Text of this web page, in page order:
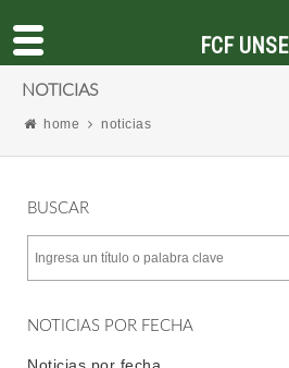
NOTICIAS
home noticias
BUSCAR
NOTICIAS POR FECHA
FCF UNSE